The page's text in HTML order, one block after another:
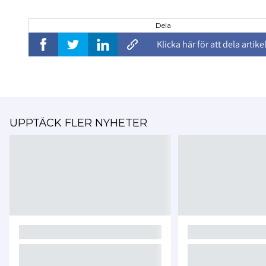
Dela
Klicka här för att dela
UPPTÄCK FLER NYHETER